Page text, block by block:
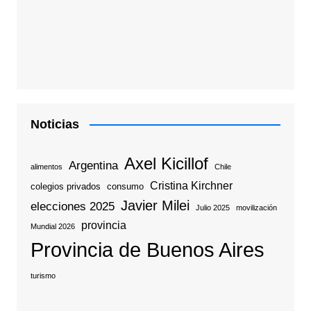
Noticias
alimentos Argentina Axel Kicillof Chile
colegios privados consumo Cristina Kirchner
elecciones 2025 Javier Milei Julio 2025 movilización
Mundial 2026 provincia
Provincia de Buenos Aires
turismo